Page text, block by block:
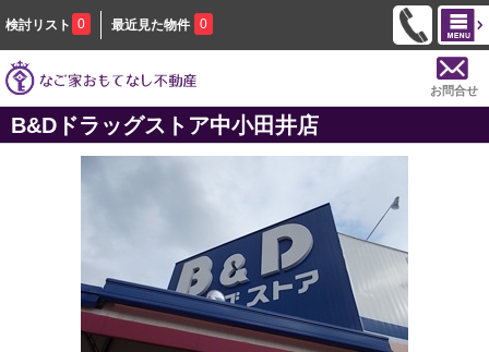
検討リスト 0 最近見た物件 0
お問合せ
B&Dドラッグストア中小田井店